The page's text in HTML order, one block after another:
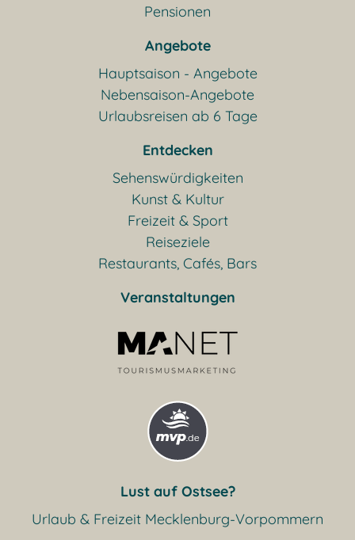
Pensionen
Angebote
Hauptsaison - Angebote
Nebensaison-Angebote
Urlaubsreisen ab 6 Tage
Entdecken
Sehenswürdigkeiten
Kunst & Kultur
Freizeit & Sport
Reiseziele
Restaurants, Cafés, Bars
Veranstaltungen
Lust auf Ostsee?
Urlaub & Freizeit Mecklenburg-Vorpommern